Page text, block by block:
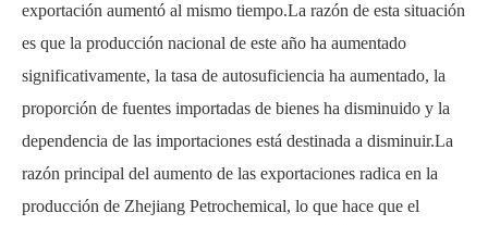
exportación aumentó al mismo tiempo.La razón de esta situación
es que la producción nacional de este año ha aumentado
significativamente, la tasa de autosuficiencia ha aumentado, la
proporción de fuentes importadas de bienes ha disminuido y la
dependencia de las importaciones está destinada a disminuir.La
razón principal del aumento de las exportaciones radica en la
producción de Zhejiang Petrochemical, lo que hace que el